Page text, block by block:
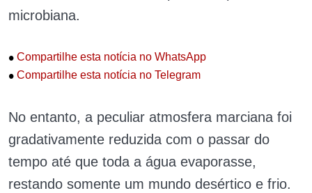
microbiana.
• Compartilhe esta notícia no WhatsApp
• Compartilhe esta notícia no Telegram
No entanto, a peculiar atmosfera marciana foi
gradativamente reduzida com o passar do
tempo até que toda a água evaporasse,
restando somente um mundo desértico e frio.